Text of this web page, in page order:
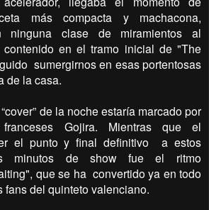
más compacta y machacona,
ninguna clase de miramientos al
contenido en el tramo inicial de "The
sumergirnos en esas portentosas
de la casa.
de la noche estaría marcado por
Gojira. Mientras que el
el punto y final definitivo
a estos
minutos de show fue el ritmo
que se ha convertido ya en todo
fans del quinteto valenciano.